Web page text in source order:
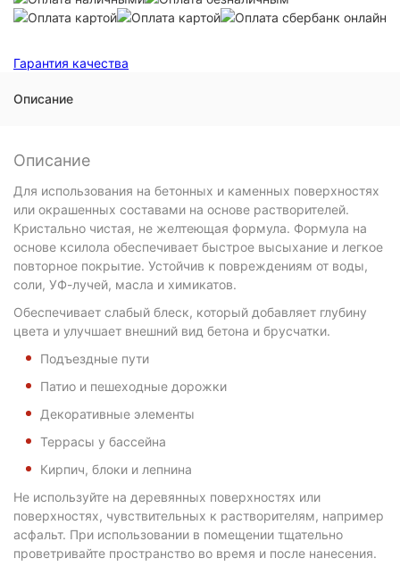
Гарантия качества
Описание
Описание
Для использования на бетонных и каменных поверхностях
или окрашенных составами на основе растворителей.
Кристально чистая, не желтеющая формула. Формула на
основе ксилола обеспечивает быстрое высыхание и легкое
повторное покрытие. Устойчив к повреждениям от воды,
соли, УФ-лучей, масла и химикатов.
Обеспечивает слабый блеск, который добавляет глубину
цвета и улучшает внешний вид бетона и брусчатки.
Подъездные пути
Патио и пешеходные дорожки
Декоративные элементы
Террасы у бассейна
Кирпич, блоки и лепнина
Не используйте на деревянных поверхностях или
поверхностях, чувствительных к растворителям, например
асфальт. При использовании в помещении тщательно
проветривайте пространство во время и после нанесения.